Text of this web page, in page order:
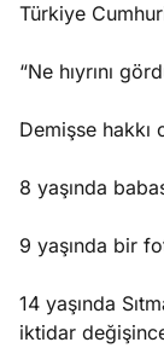
Türkiye
“Ne hıyrını
Demişse hakkı
8 yaşında
9 yaşında bir
14 yaşında
iktidar